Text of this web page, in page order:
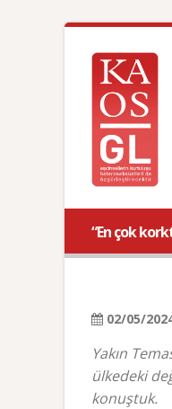
“En çok
02/05/
Yakın
ülkedeki
konuştuk.